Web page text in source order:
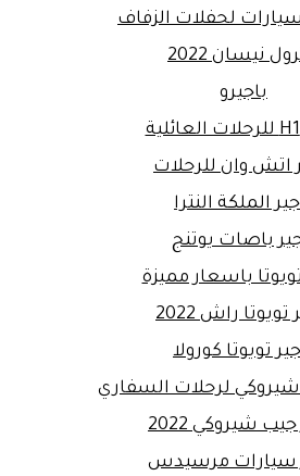
لحفلات الزفاف
نيسان 2022
باجيرو
اتش وان للرحلات
الملكة النترا
باصات يوتنج
باسعار مميزة
تويوتا راش 2022
تويوتا كورولا
شيروكي لرحلات السفاري
شيروكي 2022
سيارات مرسيدس